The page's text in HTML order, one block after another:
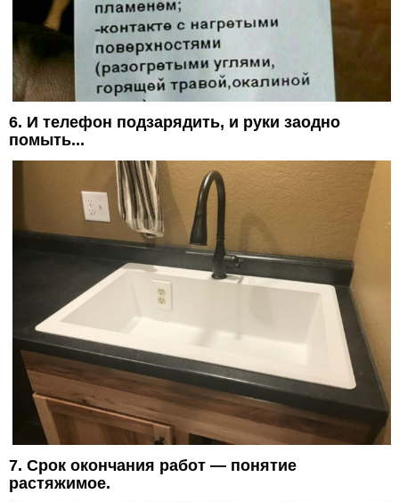
6. И телефон подзарядить, и руки заодно
помыть...
7. Срок окончания работ — понятие
растяжимое.